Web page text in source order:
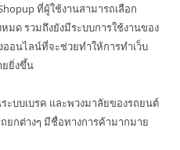
ที่ผู้ใช้งานสามารถเลือก
หมด รวมถึงยังมีระบบการใช้งานของ
ออนไลน์ที่จะช่วยทำให้การทำเว็บ
ยยิ่งขึ้น
ะบบเบรค และพวงมาลัยของรถยนต์
ยกต่างๆ มีชื่อทางการค้ามากมาย